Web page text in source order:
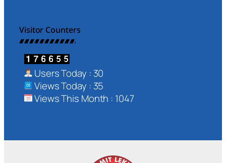
Visitor Counters
Users Today : 30
Views Today : 35
Views This Month : 1047